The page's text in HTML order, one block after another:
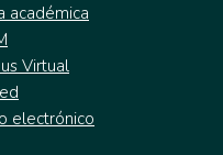
académica
Virtual
electrónico